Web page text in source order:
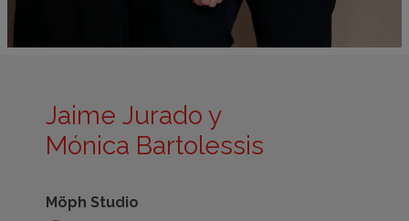
Jaime Jurado y
Mónica Bartolessis
Möph Studio